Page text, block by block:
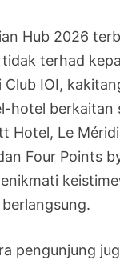
Hub 2026
terhad
Club IOI,
hotel berkaitan
Hotel, Le
Four Points
pengunjung